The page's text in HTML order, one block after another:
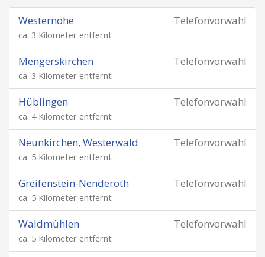
Telefonvorwahl
Westernohe
ca. 3 Kilometer entfernt
Telefonvorwahl
Mengerskirchen
ca. 3 Kilometer entfernt
Telefonvorwahl
Hüblingen
ca. 4 Kilometer entfernt
Telefonvorwahl
Neunkirchen, Westerwald
ca. 5 Kilometer entfernt
Telefonvorwahl
Greifenstein-Nenderoth
ca. 5 Kilometer entfernt
Telefonvorwahl
Waldmühlen
ca. 5 Kilometer entfernt